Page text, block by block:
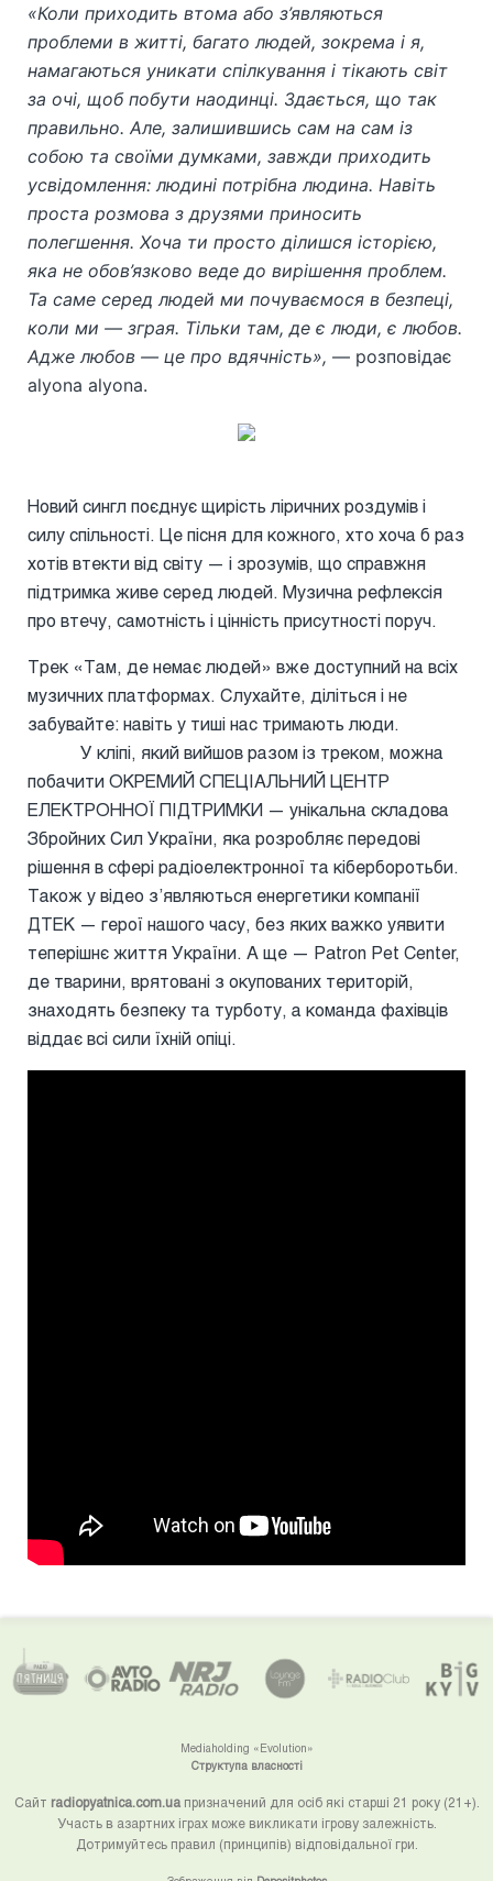
«Коли приходить втома або з’являються
проблеми в житті, багато людей, зокрема і я,
намагаються уникати спілкування і тікають світ
за очі, щоб побути наодинці. Здається, що так
правильно. Але, залишившись сам на сам із
собою та своїми думками, завжди приходить
усвідомлення: людині потрібна людина. Навіть
проста розмова з друзями приносить
полегшення. Хоча ти просто ділишся історією,
яка не обов’язково веде до вирішення проблем.
Та саме серед людей ми почуваємося в безпеці,
коли ми — зграя. Тільки там, де є люди, є любов.
Адже любов — це про вдячність», — розповідає
alyona alyona.
Новий сингл поєднує щирість ліричних роздумів і
силу спільності. Це пісня для кожного, хто хоча б раз
хотів втекти від світу — і зрозумів, що справжня
підтримка живе серед людей. Музична рефлексія
про втечу, самотність і цінність присутності поруч.
Трек «Там, де немає людей» вже доступний на всіх
музичних платформах. Слухайте, діліться і не
забувайте: навіть у тиші нас тримають люди.
У кліпі, який вийшов разом із треком, можна
побачити ОКРЕМИЙ СПЕЦІАЛЬНИЙ ЦЕНТР
ЕЛЕКТРОННОЇ ПІДТРИМКИ — унікальна складова
Збройних Сил України, яка розробляє передові
рішення в сфері радіоелектронної та кіберборотьби.
Також у відео з’являються енергетики компанії
ДТЕК — герої нашого часу, без яких важко уявити
теперішнє життя України. А ще — Patron Pet Center,
де тварини, врятовані з окупованих територій,
знаходять безпеку та турботу, а команда фахівців
віддає всі сили їхній опіці.
Mediaholding «Evolution»
Структупа власності
Сайт radiopyatnica.com.uaпризначений для осіб які старші 21 року (21+).
Участь в азартних іграх може викликати ігрову залежність.
Дотримуйтесь правил (принципів) відповідальної гри.